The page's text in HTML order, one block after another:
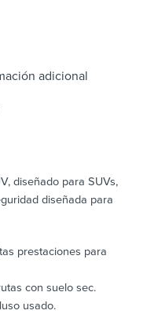
adicional
diseñado para SUVs,
diseñada para
prestaciones para
con suelo sec.
usado.